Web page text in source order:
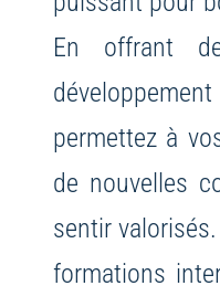
En offrant
permettez à
de nouvelles
sentir
formations